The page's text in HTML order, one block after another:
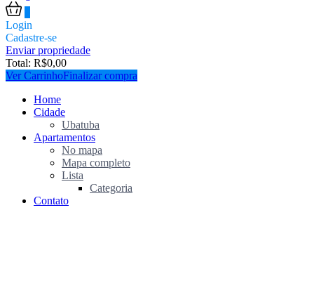
Login
Cadastre-se
Enviar propriedade
Total: R$0,00
Ver CarrinhoFinalizar compra
Home
Cidade
Ubatuba
Apartamentos
No mapa
Mapa completo
Lista
Categoria
Contato